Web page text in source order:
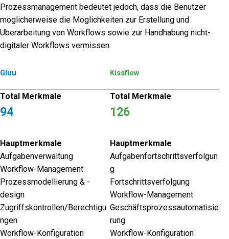
Prozessmanagement bedeutet jedoch, dass die Benutzer
möglicherweise die Möglichkeiten zur Erstellung und
Überarbeitung von Workflows sowie zur Handhabung nicht-
digitaler Workflows vermissen.
Gluu Kissflow
Total Merkmale
94
Hauptmerkmale
Aufgabenverwaltung
Workflow-Management
Prozessmodellierung & -
design
Zugriffskontrollen/Berechtigu
ngen
Workflow-Konfiguration
Total Merkmale
126
Hauptmerkmale
Aufgabenfortschrittsverfolgun
g
Fortschrittsverfolgung
Workflow-Management
Geschäftsprozessautomatisie
rung
Workflow-Konfiguration